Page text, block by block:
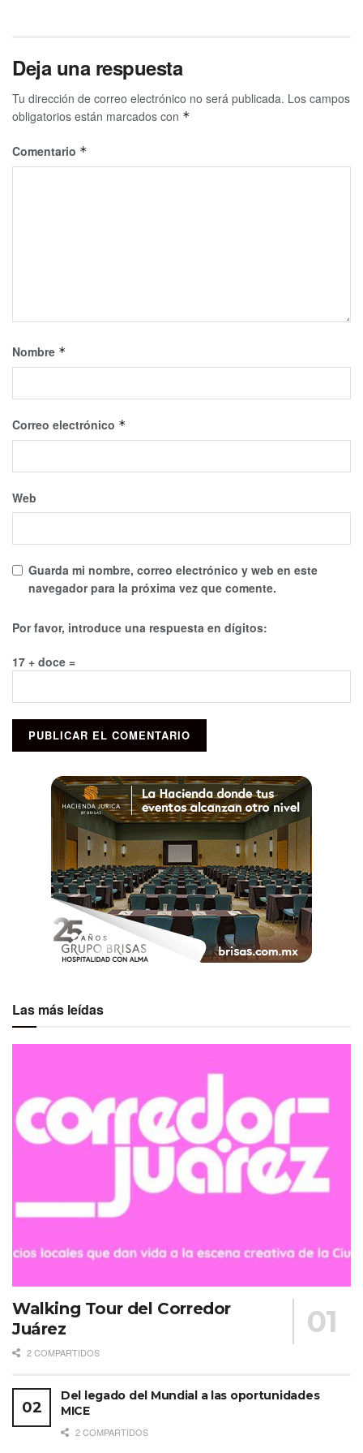
Deja una respuesta
Tu dirección de correo electrónico no será publicada. Los campos
obligatorios están marcados con *
Comentario *
Nombre *
Correo electrónico *
Web
Guarda mi nombre, correo electrónico y web en este
navegador para la próxima vez que comente.
Por favor, introduce una respuesta en dígitos:
17 + doce =
Las más leídas
Walking Tour del Corredor
Juárez
2 COMPARTIDOS
Del legado del Mundial a las oportunidades
MICE
2 COMPARTIDOS